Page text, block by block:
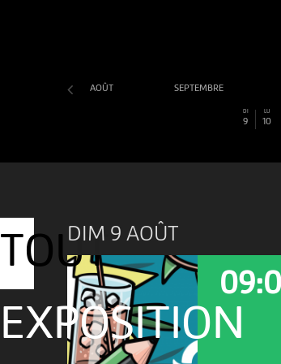
AOÛT SEPTEMBRE
DI
9
LU
10
TOUT
EXPOSITION
DIM 9 AOÛT